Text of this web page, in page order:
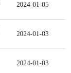
2024-01-05
2024-01-03
2024-01-03